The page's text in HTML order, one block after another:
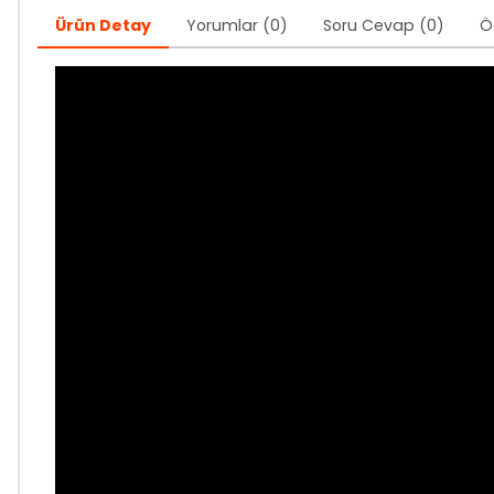
Ürün Detay Yorumlar (0) Soru Cevap (0)